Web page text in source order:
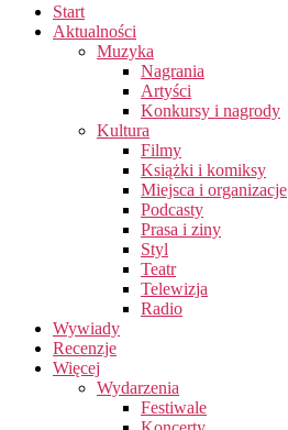
Start
Aktualności
Muzyka
Nagrania
Artyści
Konkursy i nagrody
Kultura
Filmy
Książki i komiksy
Miejsca i organizacje
Podcasty
Prasa i ziny
Styl
Teatr
Telewizja
Radio
Wywiady
Recenzje
Więcej
Wydarzenia
Festiwale